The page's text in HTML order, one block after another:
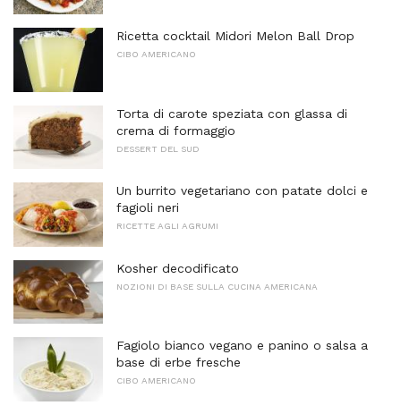
Ricetta cocktail Midori Melon Ball Drop
CIBO AMERICANO
Torta di carote speziata con glassa di
crema di formaggio
DESSERT DEL SUD
Un burrito vegetariano con patate dolci e
fagioli neri
RICETTE AGLI AGRUMI
Kosher decodificato
NOZIONI DI BASE SULLA CUCINA AMERICANA
Fagiolo bianco vegano e panino o salsa a
base di erbe fresche
CIBO AMERICANO